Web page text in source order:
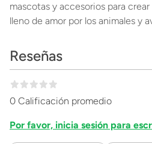
mascotas y accesorios para
lleno de amor por los animales y
Reseñas
0 Calificación promedio
Por favor, inicia sesión para